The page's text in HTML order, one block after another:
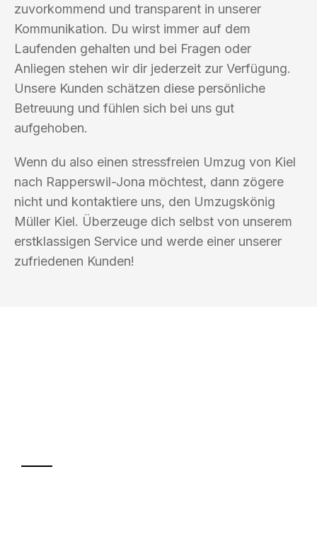
zuvorkommend und transparent in unserer
Kommunikation. Du wirst immer auf dem
Laufenden gehalten und bei Fragen oder
Anliegen stehen wir dir jederzeit zur Verfügung.
Unsere Kunden schätzen diese persönliche
Betreuung und fühlen sich bei uns gut
aufgehoben.
Wenn du also einen stressfreien Umzug von Kiel
nach Rapperswil-Jona möchtest, dann zögere
nicht und kontaktiere uns, den Umzugskönig
Müller Kiel. Überzeuge dich selbst von unserem
erstklassigen Service und werde einer unserer
zufriedenen Kunden!